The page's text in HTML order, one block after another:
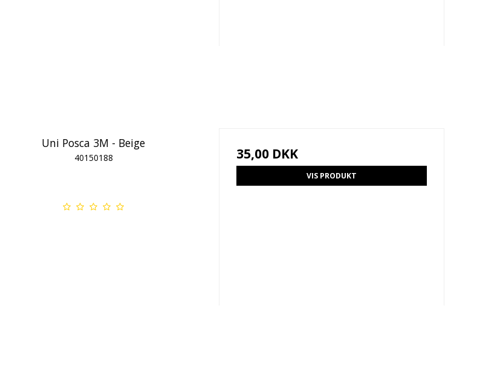
Uni Posca 3M - Beige
40150188 35,00 DKK
VIS PRODUKT